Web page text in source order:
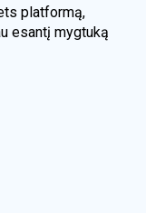
platformą,
esantį mygtuką